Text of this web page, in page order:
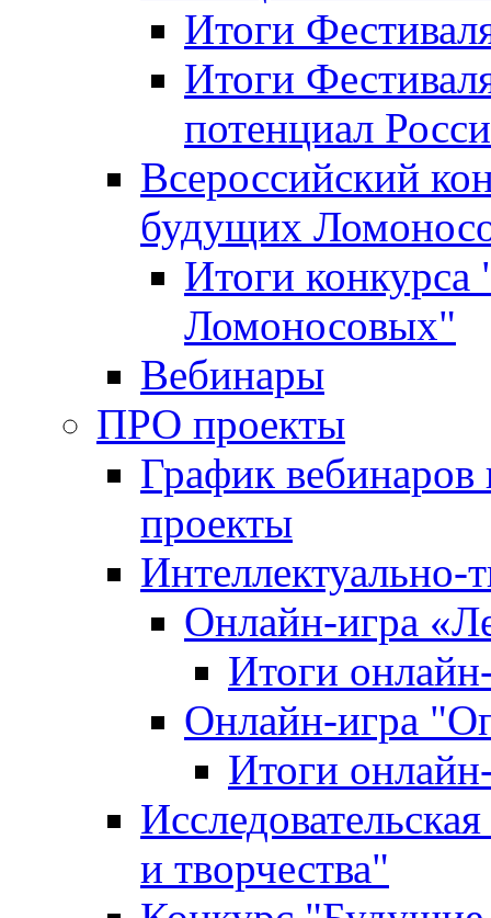
Итоги
Итоги
потенциал
Всероссийский
будущих
Итоги
Ломоносовых"
Вебинары
ПРО проекты
График
проекты
Интеллектуально-
Онлайн-игра
Итоги
Онлайн-игра
Итоги
и творчества"